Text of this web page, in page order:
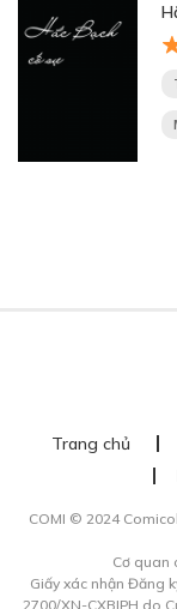
Trang chủ
COMI © 2024
Cơ quan
Giấy xác nhận Đăng
2700/XN-CXBIPH do